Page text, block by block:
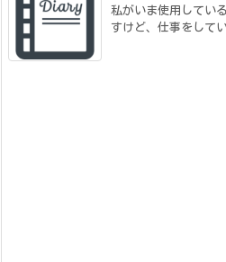
私がいま使用してい
すけど、仕事をして